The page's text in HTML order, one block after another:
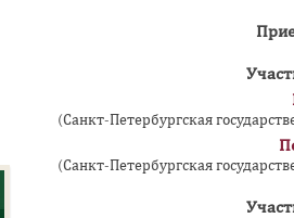
(Санкт-Петербургская
(Санкт-Петербургская